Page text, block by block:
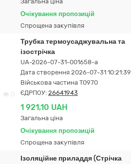
Очікування пропозицій
Спрощена закупівля
0
Трубка термоусаджувальна та
ізострічка
UA-2026-07-31-001658-a
Дата створення 2026-07-31 10:21:39
Військова частина Т0970
ЄДРПОУ: 26641943
1 921,10 UAH
Загальна ціна
Очікування пропозицій
Спрощена закупівля
Ізоляційне приладдя (Стрічка